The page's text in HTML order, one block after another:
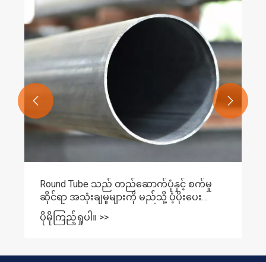
Tube သည် တည်ဆောက်ပုံနှင့် စက်မှု
ာ အသုံးချမှုများကို မည်သို့ ပံ့ပိုးပေး
ြည့်ရှုပါ။ >>
ထောင့်မှ
လမ်းညွှ
ရွေးချ
ပိုမိုကြည့်
 